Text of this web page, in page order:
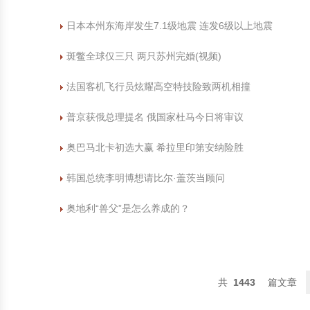
日本本州东海岸发生7.1级地震 连发6级以上地震
斑鳖全球仅三只 两只苏州完婚(视频)
法国客机飞行员炫耀高空特技险致两机相撞
普京获俄总理提名 俄国家杜马今日将审议
奥巴马北卡初选大赢 希拉里印第安纳险胜
韩国总统李明博想请比尔·盖茨当顾问
奥地利“兽父”是怎么养成的？
1443